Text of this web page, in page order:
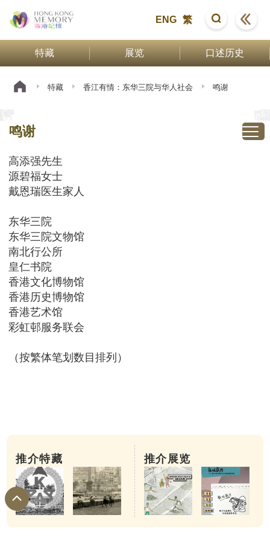
ENG 繁
特藏 展览 口述历史
特藏 香江有情：东华三院与华人社会 鸣谢
鸣谢
高添强先生
源碧福女士
戴恩瑞医生家人
东华三院
东华三院文物馆
南北行公所
皇仁书院
香港文化博物馆
香港历史博物馆
香港艺术馆
彩虹邨服务联会
（按繁体笔划数目排列）
推介特藏 推介展览